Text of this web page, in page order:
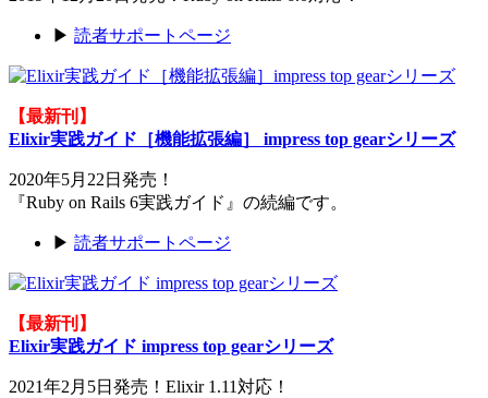
▶ 読者サポートページ
【最新刊】
Elixir実践ガイド［機能拡張編］ impress top gearシリーズ
2020年5月22日発売！
『Ruby on Rails 6実践ガイド』の続編です。
▶ 読者サポートページ
【最新刊】
Elixir実践ガイド impress top gearシリーズ
2021年2月5日発売！Elixir 1.11対応！